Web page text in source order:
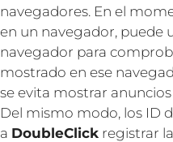
navegadores. En el
en un navegador, puede
navegador para
mostrado en ese
se evita mostrar
Del mismo modo, los ID
a DoubleClick registrar